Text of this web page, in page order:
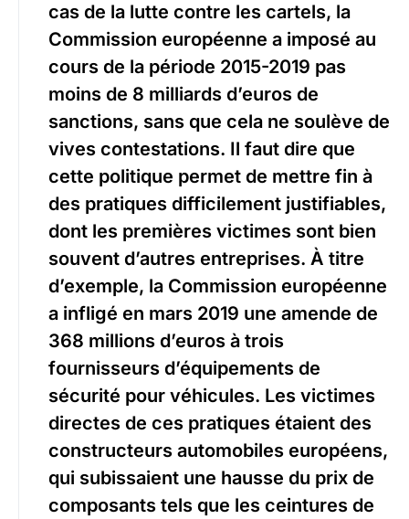
cas de la lutte contre les cartels, la
Commission européenne a imposé au
cours de la période 2015-2019 pas
moins de 8 milliards d’euros de
sanctions, sans que cela ne soulève de
vives contestations. Il faut dire que
cette politique permet de mettre fin à
des pratiques difficilement justifiables,
dont les premières victimes sont bien
souvent d’autres entreprises. À titre
d’exemple, la Commission européenne
a infligé en mars 2019 une amende de
368 millions d’euros à trois
fournisseurs d’équipements de
sécurité pour véhicules. Les victimes
directes de ces pratiques étaient des
constructeurs automobiles européens,
qui subissaient une hausse du prix de
composants tels que les ceintures de